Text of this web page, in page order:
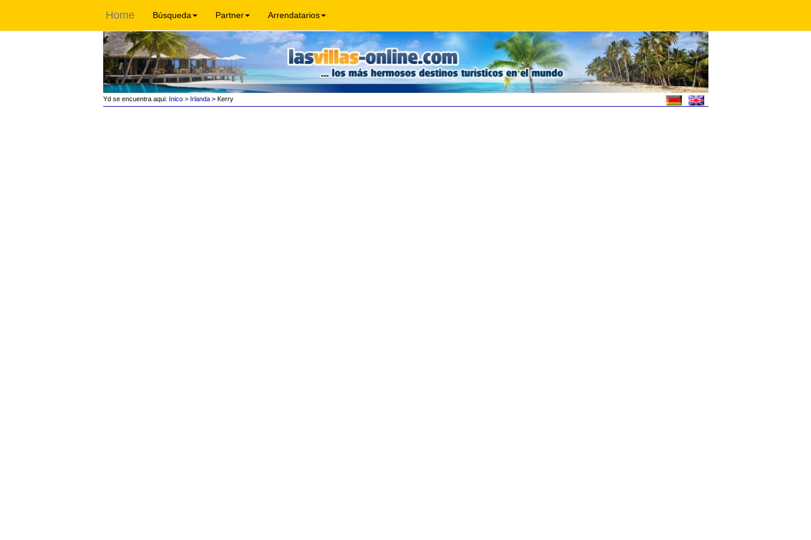
Home Búsqueda Partner Arrendatarios
Yd se encuentra aqui: Inico> Irlanda> Kerry